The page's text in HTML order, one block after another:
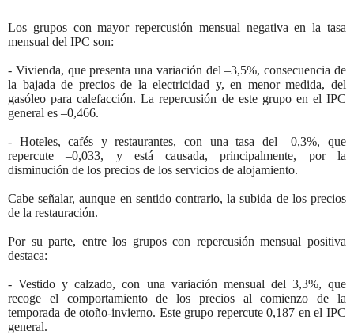
Los grupos con mayor repercusión mensual negativa en la tasa
mensual del IPC son:
- Vivienda, que presenta una variación del –3,5%, consecuencia de
la bajada de precios de la electricidad y, en menor medida, del
gasóleo para calefacción. La repercusión de este grupo en el IPC
general es –0,466.
- Hoteles, cafés y restaurantes, con una tasa del –0,3%, que
repercute –0,033, y está causada, principalmente, por la
disminución de los precios de los servicios de alojamiento.
Cabe señalar, aunque en sentido contrario, la subida de los precios
de la restauración.
Por su parte, entre los grupos con repercusión mensual positiva
destaca:
- Vestido y calzado, con una variación mensual del 3,3%, que
recoge el comportamiento de los precios al comienzo de la
temporada de otoño-invierno. Este grupo repercute 0,187 en el IPC
general.